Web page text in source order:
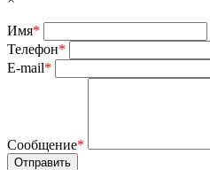
Имя*
Телефон*
E-mail*
Сообщение*
Отправить